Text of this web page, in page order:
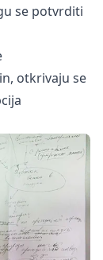
se potvrditi
otkrivaju se